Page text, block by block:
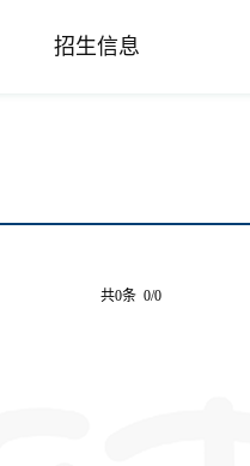
招生信息
共0条 0/0